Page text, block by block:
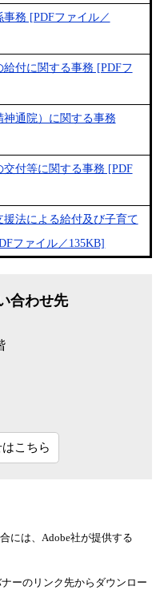
務 [PDFファイル／
付に関する事務 [PDFフ
神通院）に関する事務
交付等に関する事務 [PDF
援法による給付及び子育て
ファイル／135KB]
合わせ先
こちら
には、Adobe社が提供する
ーのリンク先からダウンロー